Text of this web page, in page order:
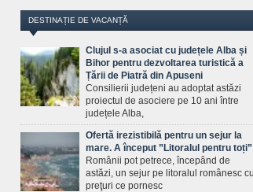
DESTINAȚIE DE VACANȚĂ
Clujul s-a asociat cu județele Alba și
Bihor pentru dezvoltarea turistică a
Țării de Piatră din Apuseni
Consilierii județeni au adoptat astăzi
proiectul de asociere pe 10 ani între
județele Alba,
Ofertă irezistibilă pentru un sejur la
mare. A început ”Litoralul pentru toți”
Românii pot petrece, începând de
astăzi, un sejur pe litoralul românesc cu
preţuri ce pornesc